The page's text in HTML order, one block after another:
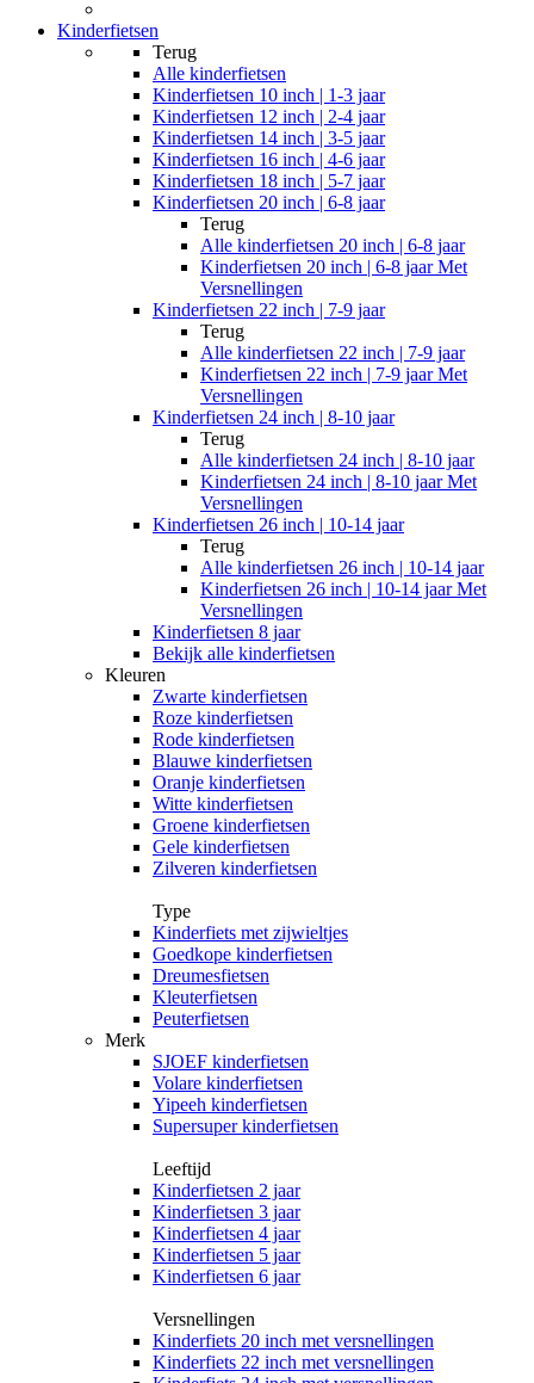
Kinderfietsen
Terug
Alle kinderfietsen
Kinderfietsen 10 inch | 1-3 jaar
Kinderfietsen 12 inch | 2-4 jaar
Kinderfietsen 14 inch | 3-5 jaar
Kinderfietsen 16 inch | 4-6 jaar
Kinderfietsen 18 inch | 5-7 jaar
Kinderfietsen 20 inch | 6-8 jaar
Terug
Alle kinderfietsen 20 inch | 6-8 jaar
Kinderfietsen 20 inch | 6-8 jaar Met
Versnellingen
Kinderfietsen 22 inch | 7-9 jaar
Terug
Alle kinderfietsen 22 inch | 7-9 jaar
Kinderfietsen 22 inch | 7-9 jaar Met
Versnellingen
Kinderfietsen 24 inch | 8-10 jaar
Terug
Alle kinderfietsen 24 inch | 8-10 jaar
Kinderfietsen 24 inch | 8-10 jaar Met
Versnellingen
Kinderfietsen 26 inch | 10-14 jaar
Terug
Alle kinderfietsen 26 inch | 10-14 jaar
Kinderfietsen 26 inch | 10-14 jaar Met
Versnellingen
Kinderfietsen 8 jaar
Bekijk alle kinderfietsen
Kleuren
Zwarte kinderfietsen
Roze kinderfietsen
Rode kinderfietsen
Blauwe kinderfietsen
Oranje kinderfietsen
Witte kinderfietsen
Groene kinderfietsen
Gele kinderfietsen
Zilveren kinderfietsen
Type
Kinderfiets met zijwieltjes
Goedkope kinderfietsen
Dreumesfietsen
Kleuterfietsen
Peuterfietsen
Merk
SJOEF kinderfietsen
Volare kinderfietsen
Yipeeh kinderfietsen
Supersuper kinderfietsen
Leeftijd
Kinderfietsen 2 jaar
Kinderfietsen 3 jaar
Kinderfietsen 4 jaar
Kinderfietsen 5 jaar
Kinderfietsen 6 jaar
Versnellingen
Kinderfiets 20 inch met versnellingen
Kinderfiets 22 inch met versnellingen